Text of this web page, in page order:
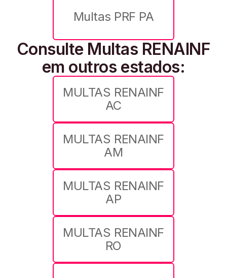
Multas PRF PA
Consulte Multas RENAINF
em outros estados:
MULTAS RENAINF
AC
MULTAS RENAINF
AM
MULTAS RENAINF
AP
MULTAS RENAINF
RO